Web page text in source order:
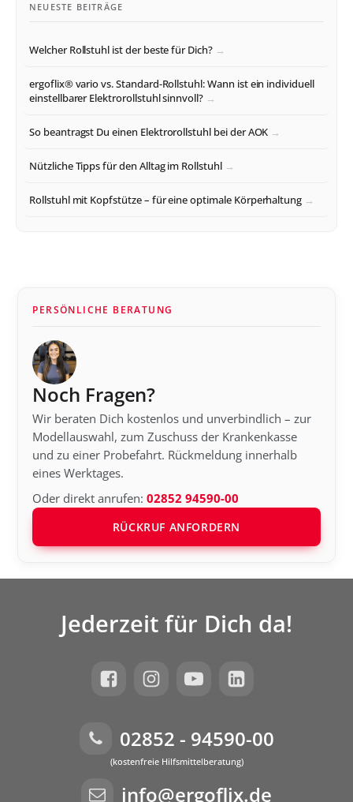
NEUESTE BEITRÄGE
Welcher Rollstuhl ist der beste für Dich?
ergoflix® vario vs. Standard-Rollstuhl: Wann ist ein individuell
einstellbarer Elektrorollstuhl sinnvoll?
So beantragst Du einen Elektrorollstuhl bei der AOK
Nützliche Tipps für den Alltag im Rollstuhl
Rollstuhl mit Kopfstütze – für eine optimale Körperhaltung
PERSÖNLICHE BERATUNG
Noch Fragen?
Wir beraten Dich kostenlos und unverbindlich – zur
Modellauswahl, zum Zuschuss der Krankenkasse
und zu einer Probefahrt. Rückmeldung innerhalb
eines Werktages.
Oder direkt anrufen:02852 94590-00
RÜCKRUF ANFORDERN
Jederzeit für Dich da!
02852 - 94590-00
(kostenfreie Hilfsmittelberatung)
info@ergoflix.de